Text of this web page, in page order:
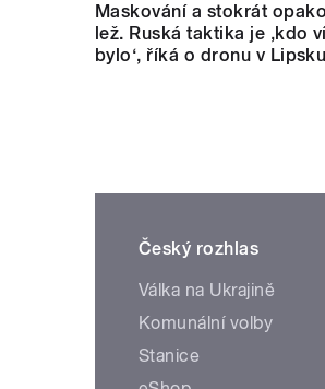
Maskování a stokrát
lež. Ruská taktika je ‚kdo
bylo‘, říká o dronu v
Český rozhlas
Válka na Ukrajině
Komunální volby
Stanice